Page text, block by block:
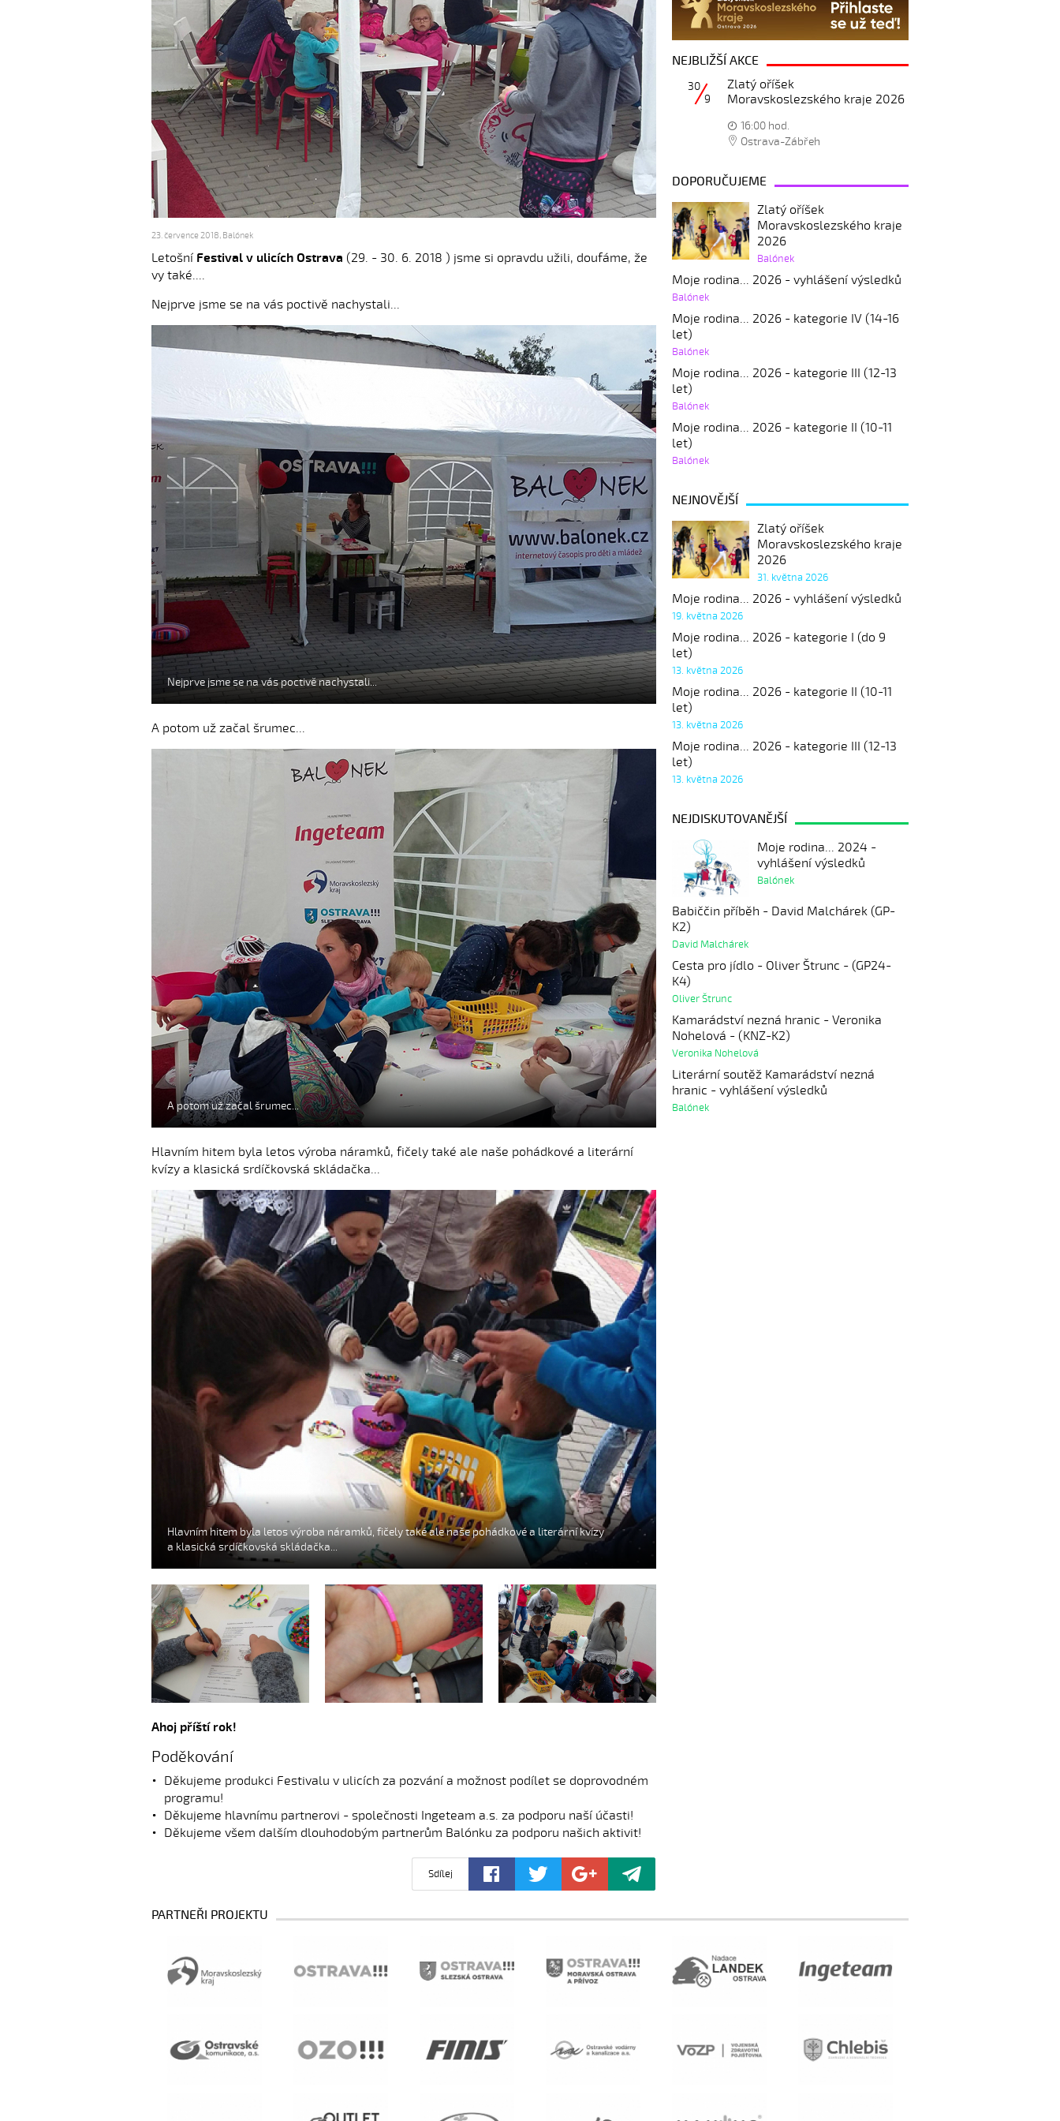
23. července 2018, Balónek
Letošní Festival v ulicích Ostrava (29. - 30. 6. 2018 ) jsme si opravdu užili, doufáme, že
vy také....
Nejprve jsme se na vás poctivě nachystali...
Nejprve jsme se na vás poctivě nachystali...
A potom už začal šrumec...
A potom už začal šrumec...
Hlavním hitem byla letos výroba náramků, fičely také ale naše pohádkové a literární
kvízy a klasická srdíčkovská skládačka...
Hlavním hitem byla letos výroba náramků, fičely také ale naše pohádkové a literární kvízy
a klasická srdíčkovská skládačka...
Hlavním hitem byla letos
výroba náramků, fičely
také ale naše pohádkové
srdíčkovská skládačka...
srdíčkovská skládačka...
srdíčkovská skládačka...
Ahoj příští rok!
Poděkování
Děkujeme produkci Festivalu v ulicích za pozvání a možnost podílet se doprovodném
programu!
Děkujeme hlavnímu partnerovi - společnosti Ingeteam a.s. za podporu naší účasti!
Děkujeme všem dalším dlouhodobým partnerům Balónku za podporu našich aktivit!
Sdílej
NEJBLIŽŠÍ AKCE
Zlatý oříšek
Moravskoslezského kraje 2026
30
9
16:00 hod.
Ostrava-Zábřeh
DOPORUČUJEME
Zlatý oříšek
Moravskoslezského kraje
2026
Balónek
Moje rodina... 2026 - vyhlášení výsledků
Balónek
Moje rodina... 2026 - kategorie IV (14-16
let)
Balónek
Moje rodina... 2026 - kategorie III (12-13
let)
Balónek
Moje rodina... 2026 - kategorie II (10-11
let)
Balónek
NEJNOVĚJŠÍ
Zlatý oříšek
Moravskoslezského kraje
2026
31. května 2026
Moje rodina... 2026 - vyhlášení výsledků
19. května 2026
Moje rodina... 2026 - kategorie I (do 9
let)
13. května 2026
Moje rodina... 2026 - kategorie II (10-11
let)
13. května 2026
Moje rodina... 2026 - kategorie III (12-13
let)
13. května 2026
NEJDISKUTOVANĚJŠÍ
Moje rodina... 2024 -
vyhlášení výsledků
Balónek
Babiččin příběh - David Malchárek (GP-
K2)
David Malchárek
Cesta pro jídlo - Oliver Štrunc - (GP24-
K4)
Oliver Štrunc
Kamarádství nezná hranic - Veronika
Nohelová - (KNZ-K2)
Veronika Nohelová
Literární soutěž Kamarádství nezná
hranic - vyhlášení výsledků
Balónek
PARTNEŘI PROJEKTU